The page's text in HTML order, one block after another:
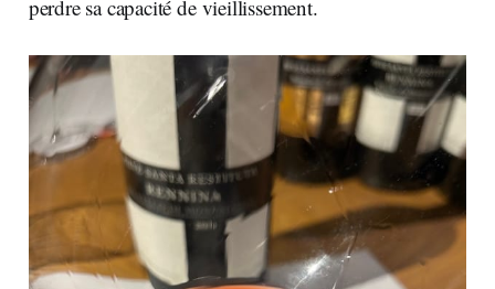
perdre sa capacité de vieillissement.